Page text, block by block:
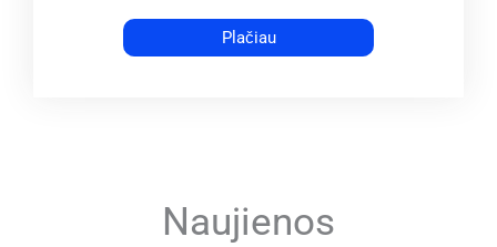
Plačiau
Naujienos